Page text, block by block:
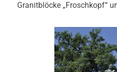
Granitblöcke „Froschkopf“